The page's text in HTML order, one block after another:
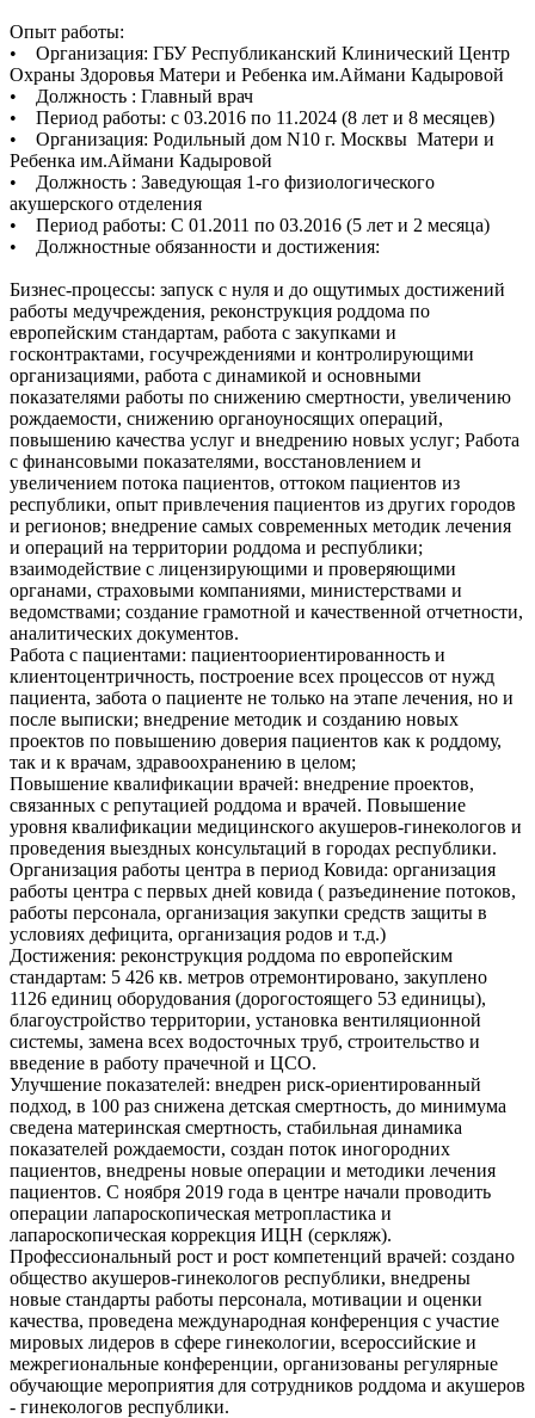
Опыт работы:
• Организация: ГБУ Республиканский Клинический Центр
Охраны Здоровья Матери и Ребенка им.Аймани Кадыровой
• Должность : Главный врач
• Период работы: с 03.2016 по 11.2024 (8 лет и 8 месяцев)
• Организация: Родильный дом N10 г. Москвы Матери и
Ребенка им.Аймани Кадыровой
• Должность : Заведующая 1-го физиологического
акушерского отделения
• Период работы: С 01.2011 по 03.2016 (5 лет и 2 месяца)
• Должностные обязанности и достижения:
Бизнес-процессы: запуск с нуля и до ощутимых достижений
работы медучреждения, реконструкция роддома по
европейским стандартам, работа с закупками и
госконтрактами, госучреждениями и контролирующими
организациями, работа с динамикой и основными
показателями работы по снижению смертности, увеличению
рождаемости, снижению органоуносящих операций,
повышению качества услуг и внедрению новых услуг; Работа
с финансовыми показателями, восстановлением и
увеличением потока пациентов, оттоком пациентов из
республики, опыт привлечения пациентов из других городов
и регионов; внедрение самых современных методик лечения
и операций на территории роддома и республики;
взаимодействие с лицензирующими и проверяющими
органами, страховыми компаниями, министерствами и
ведомствами; создание грамотной и качественной отчетности,
аналитических документов.
Работа с пациентами: пациентоориентированность и
клиентоцентричность, построение всех процессов от нужд
пациента, забота о пациенте не только на этапе лечения, но и
после выписки; внедрение методик и созданию новых
проектов по повышению доверия пациентов как к роддому,
так и к врачам, здравоохранению в целом;
Повышение квалификации врачей: внедрение проектов,
связанных с репутацией роддома и врачей. Повышение
уровня квалификации медицинского акушеров-гинекологов и
проведения выездных консультаций в городах республики.
Организация работы центра в период Ковида: организация
работы центра с первых дней ковида ( разъединение потоков,
работы персонала, организация закупки средств защиты в
условиях дефицита, организация родов и т.д.)
Достижения: реконструкция роддома по европейским
стандартам: 5 426 кв. метров отремонтировано, закуплено
1126 единиц оборудования (дорогостоящего 53 единицы),
благоустройство территории, установка вентиляционной
системы, замена всех водосточных труб, строительство и
введение в работу прачечной и ЦСО.
Улучшение показателей: внедрен риск-ориентированный
подход, в 100 раз снижена детская смертность, до минимума
сведена материнская смертность, стабильная динамика
показателей рождаемости, создан поток иногородних
пациентов, внедрены новые операции и методики лечения
пациентов. С ноября 2019 года в центре начали проводить
операции лапароскопическая метропластика и
лапароскопическая коррекция ИЦН (серкляж).
Профессиональный рост и рост компетенций врачей: создано
общество акушеров-гинекологов республики, внедрены
новые стандарты работы персонала, мотивации и оценки
качества, проведена международная конференция с участие
мировых лидеров в сфере гинекологии, всероссийские и
межрегиональные конференции, организованы регулярные
обучающие мероприятия для сотрудников роддома и акушеров
- гинекологов республики.